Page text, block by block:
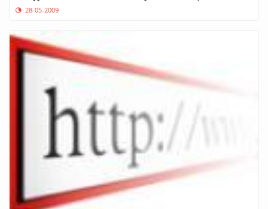
28-05-2009